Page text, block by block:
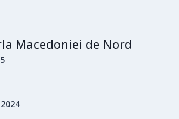
Macedoniei de Nord